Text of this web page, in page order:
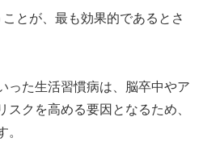
とが、最も効果的であるとさ
った生活習慣病は、脳卒中やア
クを高める要因となるため、